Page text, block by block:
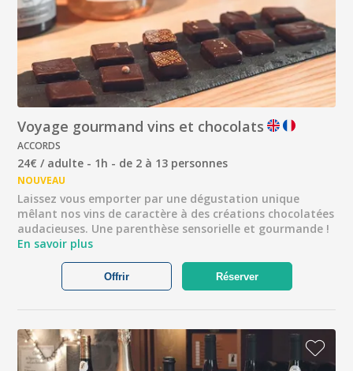
Voyage gourmand vins et chocolats
ACCORDS
24€ / adulte - 1h - de 2 à 13 personnes
NOUVEAU
Laissez vous emporter par une dégustation unique
mêlant nos vins de caractère à des créations chocolatées
audacieuses. Une parenthèse sensorielle et gourmande !
En savoir plus
Réserver
Offrir